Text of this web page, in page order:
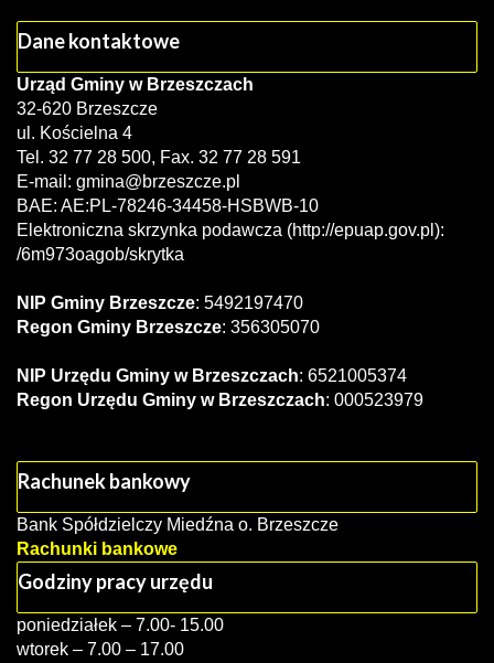
Dane kontaktowe
Urząd Gminy w Brzeszczach
32-620 Brzeszcze
ul. Kościelna 4
Tel. 32 77 28 500, Fax. 32 77 28 591
E-mail: gmina@brzeszcze.pl
BAE: AE:PL-78246-34458-HSBWB-10
Elektroniczna skrzynka podawcza (http://epuap.gov.pl):
/6m973oagob/skrytka
NIP Gminy Brzeszcze: 5492197470
Regon Gminy Brzeszcze: 356305070
NIP Urzędu Gminy w Brzeszczach: 6521005374
Regon Urzędu Gminy w Brzeszczach: 000523979
Rachunek bankowy
Bank Spółdzielczy Miedźna o. Brzeszcze
Rachunki bankowe
Godziny pracy urzędu
poniedziałek – 7.00- 15.00
wtorek – 7.00 – 17.00